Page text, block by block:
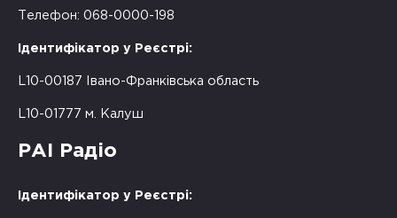
Телефон: 068-0000-198
Ідентифікатор у Реєстрі:
L10-00187 Івано-Франківська область
L10-01777 м. Калуш
РАІ Радіо
Ідентифікатор у Реєстрі: